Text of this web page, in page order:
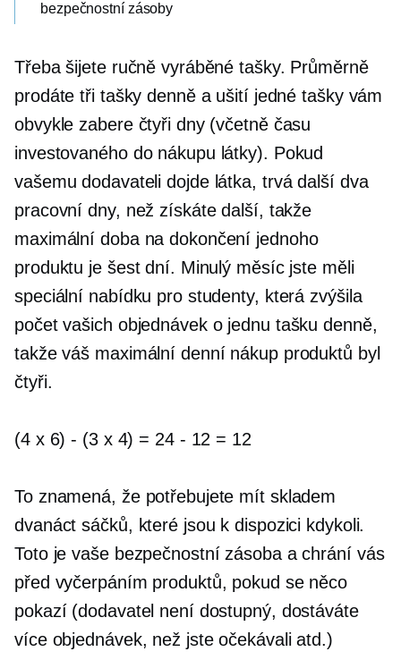
bezpečnostní zásoby
Třeba šijete ručně vyráběné tašky. Průměrně
prodáte tři tašky denně a ušití jedné tašky vám
obvykle zabere čtyři dny (včetně času
investovaného do nákupu látky). Pokud
vašemu dodavateli dojde látka, trvá další dva
pracovní dny, než získáte další, takže
maximální doba na dokončení jednoho
produktu je šest dní. Minulý měsíc jste měli
speciální nabídku pro studenty, která zvýšila
počet vašich objednávek o jednu tašku denně,
takže váš maximální denní nákup produktů byl
čtyři.
(4 x 6)- (3 x 4) = 24 - 12 = 12
To znamená, že potřebujete mít skladem
dvanáct sáčků, které jsou k dispozici kdykoli.
Toto je vaše bezpečnostní zásoba a chrání vás
před vyčerpáním produktů, pokud se něco
pokazí (dodavatel není dostupný, dostáváte
více objednávek, než jste očekávali atd.)